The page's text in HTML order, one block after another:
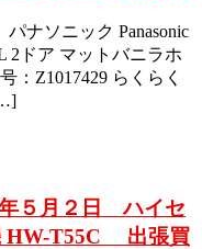
ナソニック Panasonic
2ドア マットバニラホ
：Z1017429 らくらく
５月２日 ハイセ
HW-T55C 出張買